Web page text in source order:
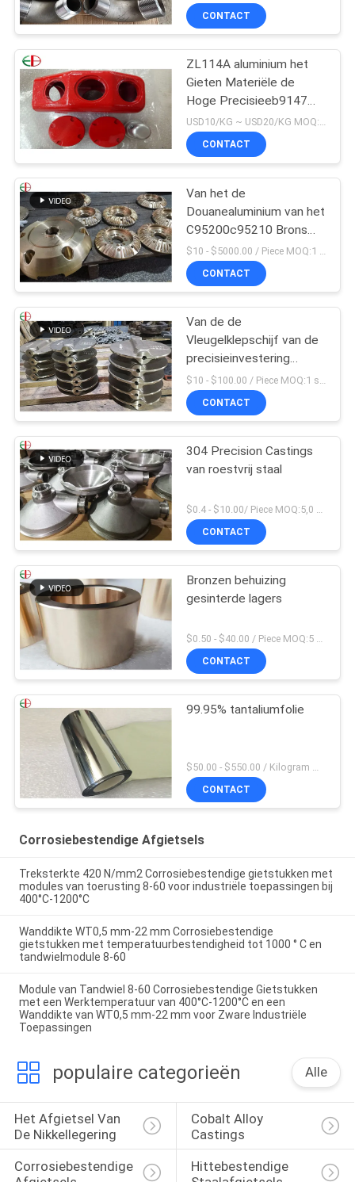
Elleboog van de
Pijpmontage
CONTACT
ZL114A aluminium het
Gieten Materiële de
Hoge Precisieeb9147
Rode Kleur van
Legeringenalu
USD10/KG ~ USD20/KG MOQ:50kg
CONTACT
Van het de
Douanealuminium van het
C95200c95210 Brons
het Gietende Lichaam
van de het Bronsklep
$10 - $5000.00 / Piece MOQ:1 stukken
CONTACT
Van de de
Vleugelklepschijf van de
precisieinvestering
Gietend Het
Bronsmessing 009
ASTM B61 B62
$10 - $100.00 / Piece MOQ:1 stukken
CONTACT
304 Precision Castings
van roestvrij staal
CONTACT
Bronzen behuizing
gesinterde lagers
CONTACT
99.95% tantaliumfolie
$50.00 - $550.00 / Kilogram MOQ:2 kilogram
CONTACT
Corrosiebestendige Afgietsels
Treksterkte 420 N/mm2 Corrosiebestendige gietstukken met
modules van toerusting 8-60 voor industriële toepassingen bij
400°C-1200°C
Wanddikte WT0,5 mm-22 mm Corrosiebestendige
gietstukken met temperatuurbestendigheid tot 1000 ° C en
tandwielmodule 8-60
Module van Tandwiel 8-60 Corrosiebestendige Gietstukken
met een Werktemperatuur van 400°C-1200°C en een
Wanddikte van WT0,5 mm-22 mm voor Zware Industriële
Toepassingen
populaire categorieën Alle
Het Afgietsel Van
De Nikkellegering
Cobalt Alloy
Castings
Corrosiebestendige
Hittebestendige